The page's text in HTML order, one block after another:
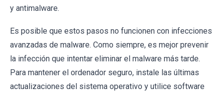
y antimalware.
Es posible que estos pasos no funcionen con infecciones
avanzadas de malware. Como siempre, es mejor prevenir
la infección que intentar eliminar el malware más tarde.
Para mantener el ordenador seguro, instale las últimas
actualizaciones del sistema operativo y utilice software